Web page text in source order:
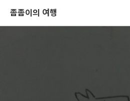
좀좀이의 여행